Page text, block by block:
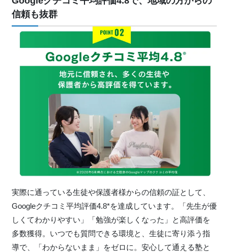
信頼も抜群
実際に通っている生徒や保護者様からの信頼の証として、
Googleクチコミ平均評価4.8*を達成しています。「先生が優
しくてわかりやすい」「勉強が楽しくなった」と高評価を
多数獲得。いつでも質問できる環境と、生徒に寄り添う指
導で、「わからないまま」をゼロに。安心して通える塾と